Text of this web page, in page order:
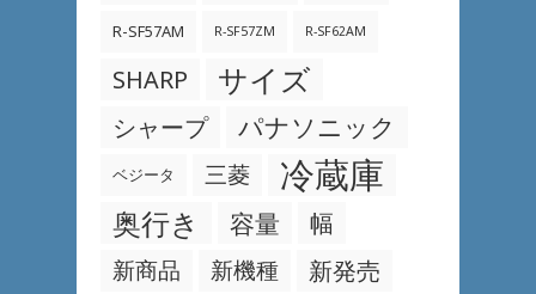
R-SF57AM R-SF57ZM R-SF62AM
SHARP サイズ
シャープ パナソニック
ベジータ 三菱 冷蔵庫
奥行き 容量 幅
新商品 新機種 新発売